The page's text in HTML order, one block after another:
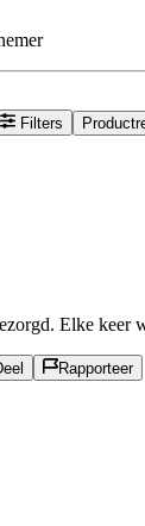
Filters
Elke keer
Rapporteer